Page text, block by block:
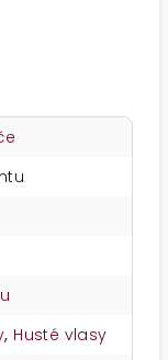
, Husté vlasy